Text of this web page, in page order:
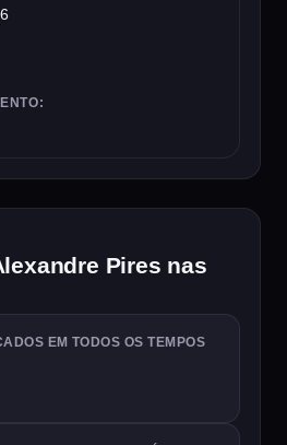
Pires nas
EM TODOS OS TEMPOS